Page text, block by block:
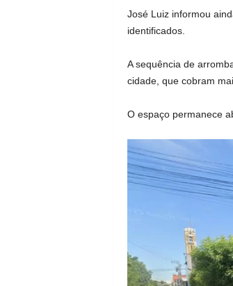
José Luiz informou
identificados.
A sequência de
cidade, que cobram
O espaço permanece